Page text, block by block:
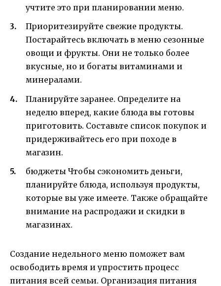
учтите это при планировании меню.
Приоритезируйте свежие продукты.
Постарайтесь включать в меню сезонные
овощи и фрукты. Они не только более
вкусные, но и богаты витаминами и
минералами.
Планируйте заранее. Определите на
неделю вперед, какие блюда вы готовы
приготовить. Составьте список покупок и
придерживайтесь его при походе в
магазин.
бюджеты Чтобы сэкономить деньги,
планируйте блюда, используя продукты,
которые вы уже имеете. Также обращайте
внимание на распродажи и скидки в
магазинах.
Создание недельного меню поможет вам
освободить время и упростить процесс
питания всей семьи. Организация питания